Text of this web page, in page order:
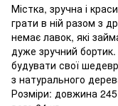
Містка, зручна і
грати в ній разом з
немає лавок, які
дуже зручний
будувати свої
з натурального
Розміри: довжина